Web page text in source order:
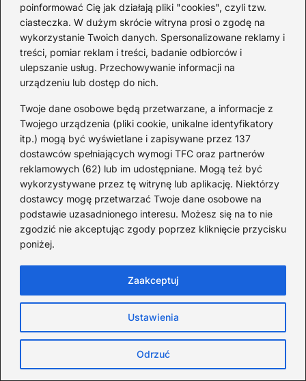
poinformować Cię jak działają pliki "cookies", czyli tzw.
ciasteczka. W dużym skrócie witryna prosi o zgodę na
wykorzystanie Twoich danych. Spersonalizowane reklamy i
treści, pomiar reklam i treści, badanie odbiorców i
ulepszanie usług. Przechowywanie informacji na
urządzeniu lub dostęp do nich.
Twoje dane osobowe będą przetwarzane, a informacje z
Twojego urządzenia (pliki cookie, unikalne identyfikatory
itp.) mogą być wyświetlane i zapisywane przez 137
dostawców spełniających wymogi TFC oraz partnerów
reklamowych (62) lub im udostępniane. Mogą też być
wykorzystywane przez tę witrynę lub aplikację. Niektórzy
dostawcy mogę przetwarzać Twoje dane osobowe na
podstawie uzasadnionego interesu. Możesz się na to nie
zgodzić nie akceptując zgody poprzez kliknięcie przycisku
poniżej.
Ustawienia
Odrzuć
Zaakceptuj
rzeczywiście imponująca statystyka, zwłaszcza
gdy weźmiemy pod uwagę, że ludzie z 198
krajów postanowili zgłębić ten magiczny świat
pod ziemią. Co więcej, nowością stała się Trasa
Górnicza, która, po przerwie spowodowanej
pandemią, znów przyciągnęła wielu chętnych,
umożliwiając im odkrywanie surowego oblicza
kopalni. Warto podkreślić, że to miejsce nie tylko
zachwyca jako zabytek, ale również pełni rolę
żywego pomnika naszej historii i kultury,
oferując niezliczone niespodzianki dla każdego z
odwiedzających.
Czy wiesz, że w Kopalni Soli „Wieliczka”
znajduje się kaplica św. Kingi, która jest
całkowicie wykuta w soli i ozdobiona
rzeźbami oraz żyrandolami z soli? To jedno z
najbardziej znanych miejsc w kopalni, które
przyciąga uwagę swoją niezwykłą
architekturą i wyjątkowym klimatem.